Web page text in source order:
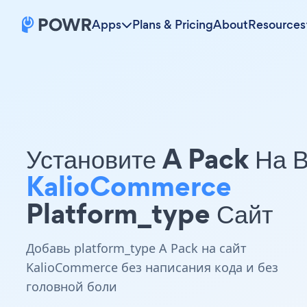
Apps Plans & PricingAboutResources
Установите A Pack На
KalioCommerce
Platform_type Сайт
Добавь platform_type A Pack на сайт
KalioCommerce без написания кода и без
головной боли